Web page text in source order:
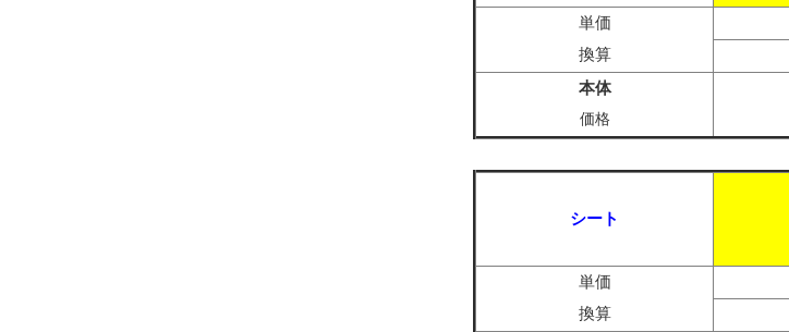
単価
換算
本体
価格
シート
単価
換算